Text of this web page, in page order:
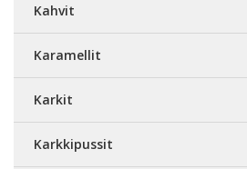
Kahvit
Karamellit
Karkit
Karkkipussit